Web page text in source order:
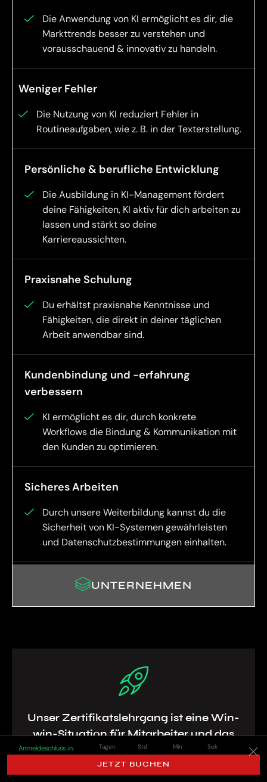
UNTERNEHMEN
Die Anwendung von KI ermöglicht es dir, die
Markttrends besser zu verstehen und
vorausschauend & innovativ zu handeln.
Weniger Fehler
Die Nutzung von KI reduziert Fehler in
Routineaufgaben, wie z. B. in der Texterstellung.
Persönliche & berufliche Entwicklung
Die Ausbildung in KI-Management fördert
deine Fähigkeiten, KI aktiv für dich arbeiten zu
lassen und stärkt so deine
Karriereaussichten.
Praxisnahe Schulung
Du erhältst praxisnahe Kenntnisse und
Fähigkeiten, die direkt in deiner täglichen
Arbeit anwendbar sind.
Kundenbindung und -erfahrung
verbessern
KI ermöglicht es dir, durch konkrete
Workflows die Bindung & Kommunikation mit
den Kunden zu optimieren.
Sicheres Arbeiten
Durch unsere Weiterbildung kannst du die
Sicherheit von KI-Systemen gewährleisten
und Datenschutzbestimmungen einhalten.
Unser Zertifikatslehrgang ist eine Win-
win-Situation für Mitarbeiter und das
ganze Unternehmen. Starte jetzt durch
mit KI!
Anmeldeschluss in: Tagen Std Min Sek
JETZT BUCHEN